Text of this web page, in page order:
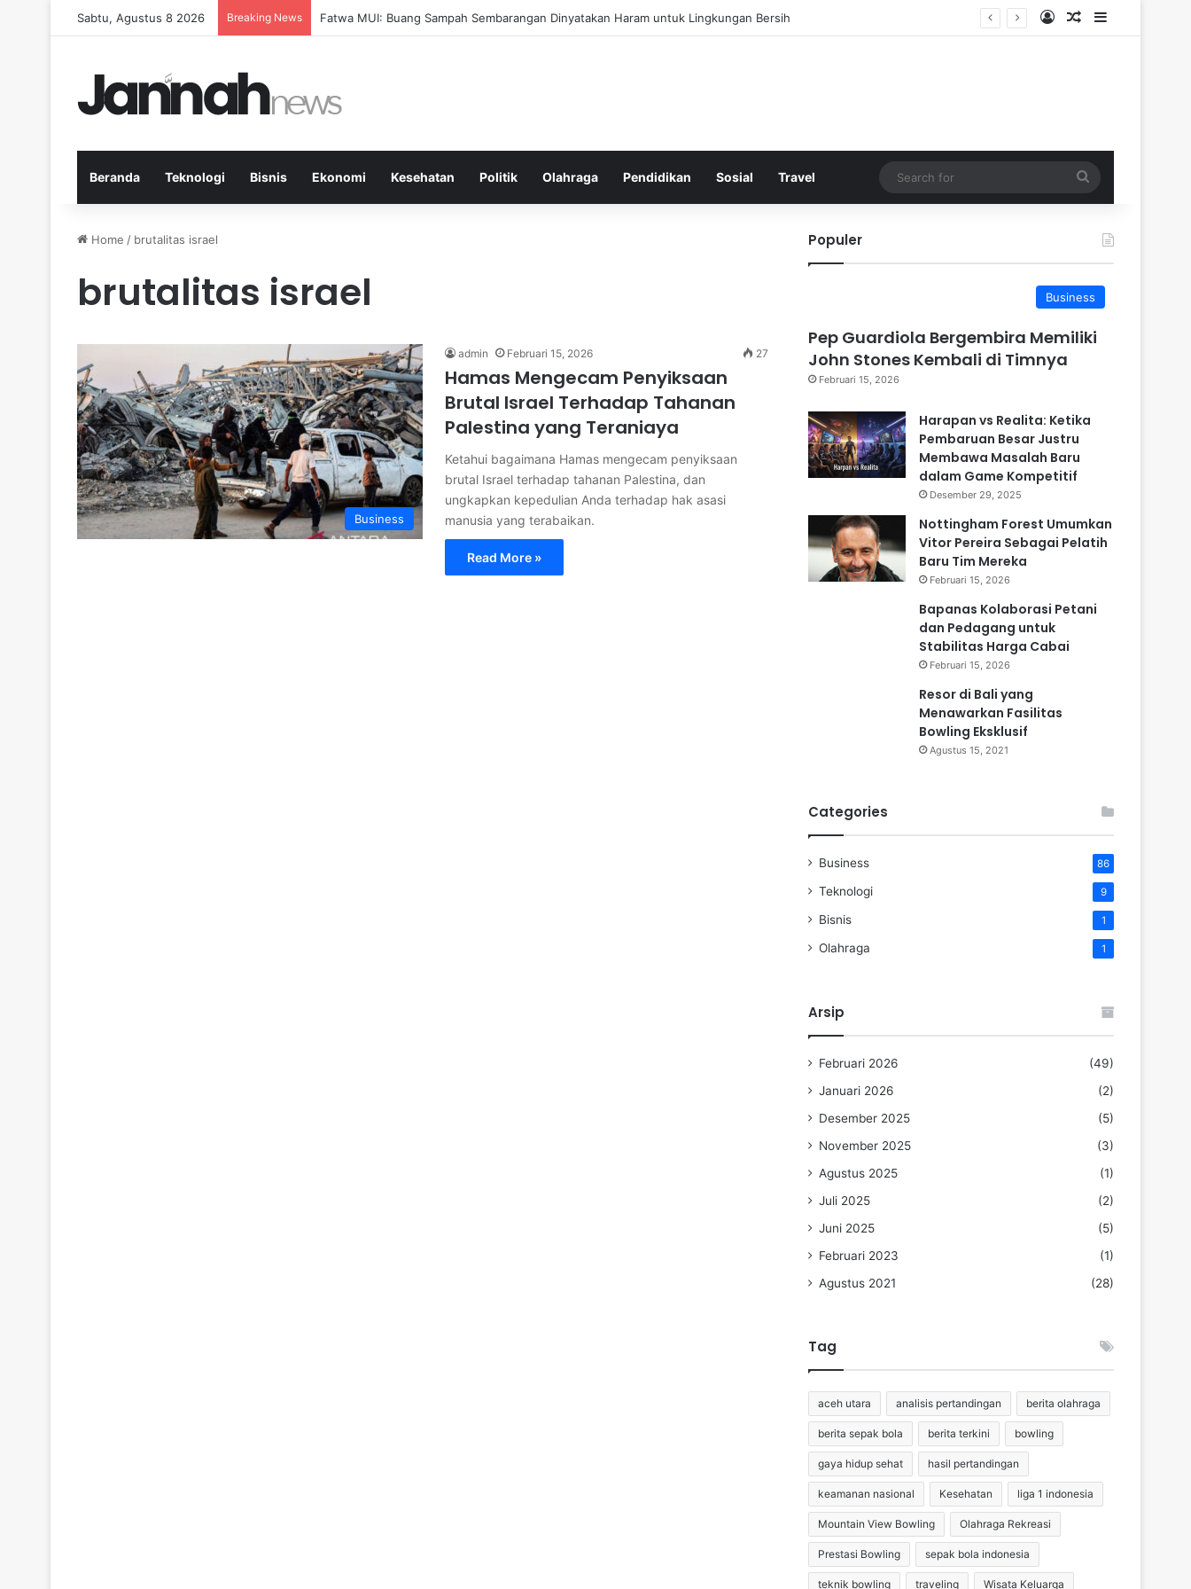
Sabtu, Agustus 8 2026 Breaking News Pep Guardiola Bergembira Memiliki John Stones Kembali di Timnya Log InRandom Article
Sidebar
Beranda Teknologi Bisnis Ekonomi Kesehatan Politik Olahraga Pendidikan Sosial Travel
for
Home / brutalitas israel
brutalitas israel
Business
admin Februari 15, 2026 27
Hamas Mengecam Penyiksaan
Brutal Israel Terhadap Tahanan
Palestina yang Teraniaya
Ketahui bagaimana Hamas mengecam penyiksaan
brutal Israel terhadap tahanan Palestina, dan
ungkapkan kepedulian Anda terhadap hak asasi
manusia yang terabaikan.
Read More »
Populer
Business
Pep Guardiola Bergembira Memiliki
John Stones Kembali di Timnya
Februari 15, 2026
Harapan vs Realita: Ketika
Pembaruan Besar Justru
Membawa Masalah Baru
dalam Game Kompetitif
Desember 29, 2025
Nottingham Forest Umumkan
Vitor Pereira Sebagai Pelatih
Baru Tim Mereka
Februari 15, 2026
Bapanas Kolaborasi Petani
dan Pedagang untuk
Stabilitas Harga Cabai
Februari 15, 2026
Resor di Bali yang
Menawarkan Fasilitas
Bowling Eksklusif
Agustus 15, 2021
Categories
Business 86
Teknologi 9
Bisnis 1
Olahraga 1
Arsip
Februari 2026
(49)
Januari 2026
(2)
Desember 2025
(5)
November 2025
(3)
Agustus 2025
(1)
Juli 2025
(2)
Juni 2025
(5)
Februari 2023
(1)
Agustus 2021
(28)
Tag
aceh utara analisis pertandingan berita olahraga
berita sepak bola berita terkini bowling
gaya hidup sehat hasil pertandingan
keamanan nasional Kesehatan liga 1 indonesia
Mountain View Bowling Olahraga Rekreasi
Prestasi Bowling sepak bola indonesia
teknik bowling traveling Wisata Keluarga